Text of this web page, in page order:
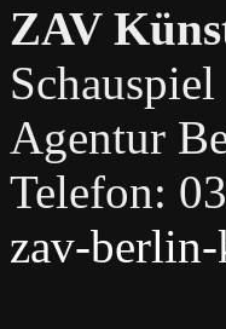
ZAV
Schauspiel
Agentur
Telefon:
zav-